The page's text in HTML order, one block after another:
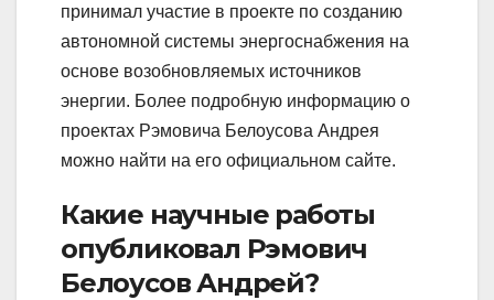
принимал участие в проекте по созданию
автономной системы энергоснабжения на
основе возобновляемых источников
энергии. Более подробную информацию о
проектах Рэмовича Белоусова Андрея
можно найти на его официальном сайте.
Какие научные работы
опубликовал Рэмович
Белоусов Андрей?